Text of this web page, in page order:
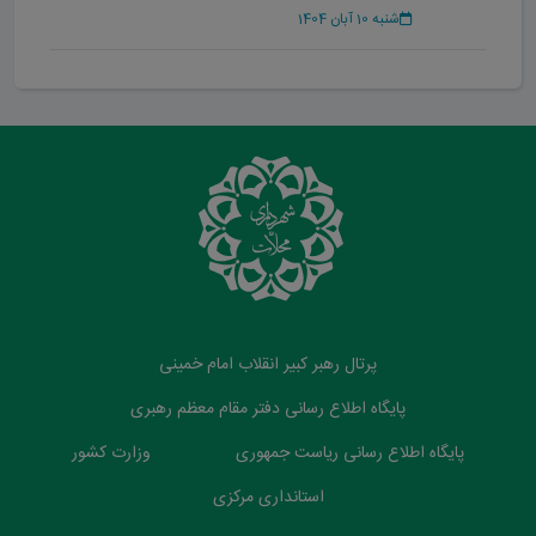
شنبه 10 آبان 1404
پرتال رهبر کبیر انقلاب امام خمینی
پایگاه اطلاع رسانی دفتر مقام معظم رهبری
پایگاه اطلاع رسانی ریاست جمهوری
وزارت کشور
استانداری مرکزی